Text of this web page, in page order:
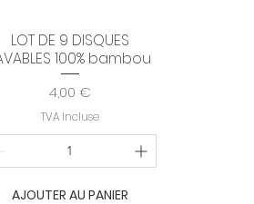
Aperçu rapide
LOT DE 9 DISQUES
100% bambou
Prix
4,00 €
TVA Incluse
AJOUTER AU PANIER